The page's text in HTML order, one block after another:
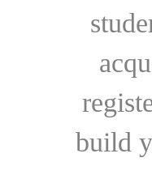
build